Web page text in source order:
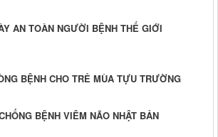
AN TOÀN NGƯỜI BỆNH THẾ GIỚI
BỆNH CHO TRẺ MÙA TỰU TRƯỜNG
BỆNH VIÊM NÃO NHẬT BẢN